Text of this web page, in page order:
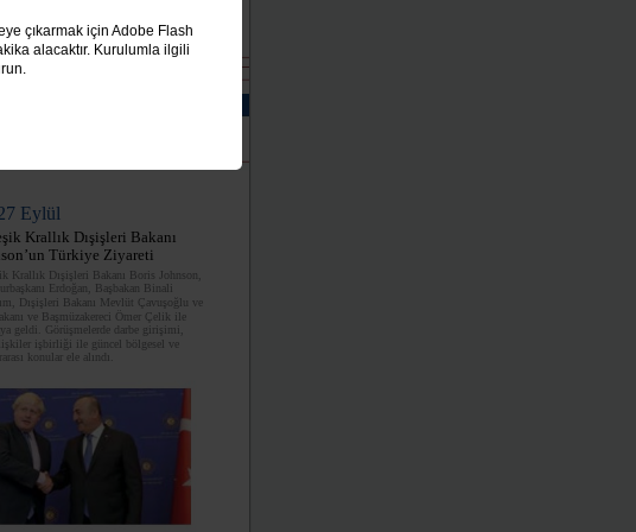
çıkarmak için Adobe Flash
alacaktır. Kurulumla ilgili
Krallık Dışişleri Bakanı
Türkiye Ziyareti
Krallık Dışişleri Bakanı Boris Johnson,
Erdoğan, Başbakan Binali
Dışişleri Bakanı Mevlüt Çavuşoğlu ve
ve Başmüzakereci Ömer Çelik ile
geldi. Görüşmelerde darbe girişimi,
işbirliği ile güncel bölgesel ve
konular ele alındı.
Eylül